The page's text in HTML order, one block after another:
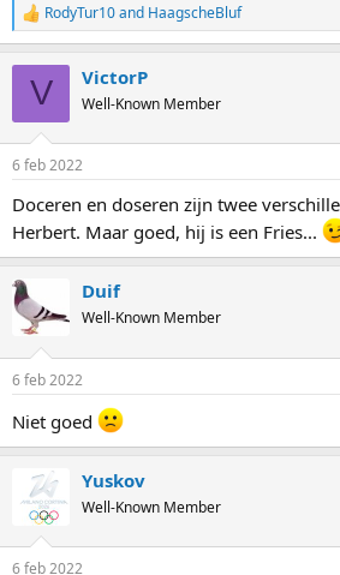
R
e
n
s
RodyTur10and HaagscheBluf
V VictorP
Well-Known Member
6 feb 2022
Doceren en doseren zijn twee
Herbert. Maar goed, hij is een Fries...
Duif
Well-Known Member
6 feb 2022
Niet goed
Yuskov
Well-Known Member
6 feb 2022